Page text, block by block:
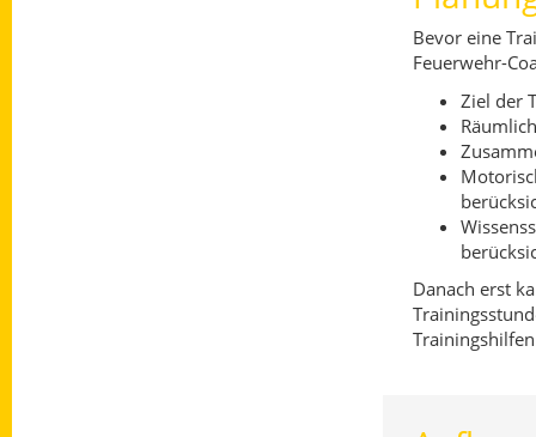
Bevor eine
Feuerwehr-
Ziel der
Danach erst